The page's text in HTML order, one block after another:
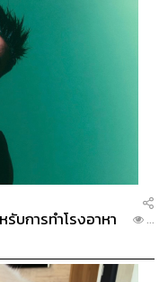
บการทำโรงอาหา
...